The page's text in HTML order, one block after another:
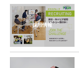
採用情報